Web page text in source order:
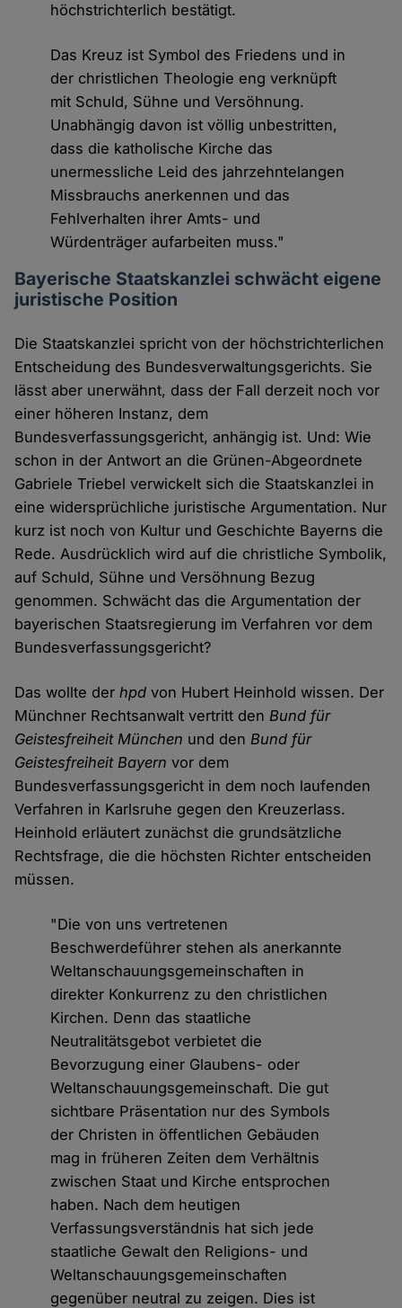
höchstrichterlich bestätigt.
Das Kreuz ist Symbol des Friedens und in
der christlichen Theologie eng verknüpft
mit Schuld, Sühne und Versöhnung.
Unabhängig davon ist völlig unbestritten,
dass die katholische Kirche das
unermessliche Leid des jahrzehntelangen
Missbrauchs anerkennen und das
Fehlverhalten ihrer Amts- und
Würdenträger aufarbeiten muss."
Bayerische Staatskanzlei schwächt eigene
juristische Position
Die Staatskanzlei spricht von der höchstrichterlichen
Entscheidung des Bundesverwaltungsgerichts. Sie
lässt aber unerwähnt, dass der Fall derzeit noch vor
einer höheren Instanz, dem
Bundesverfassungsgericht, anhängig ist. Und: Wie
schon in der Antwort an die Grünen-Abgeordnete
Gabriele Triebel verwickelt sich die Staatskanzlei in
eine widersprüchliche juristische Argumentation. Nur
kurz ist noch von Kultur und Geschichte Bayerns die
Rede. Ausdrücklich wird auf die christliche Symbolik,
auf Schuld, Sühne und Versöhnung Bezug
genommen. Schwächt das die Argumentation der
bayerischen Staatsregierung im Verfahren vor dem
Bundesverfassungsgericht?
Das wollte derhpd von Hubert Heinhold wissen. Der
Münchner Rechtsanwalt vertritt den Bund für
Geistesfreiheit München und den Bund für
Geistesfreiheit Bayern vor dem
Bundesverfassungsgericht in dem noch laufenden
Verfahren in Karlsruhe gegen den Kreuzerlass.
Heinhold erläutert zunächst die grundsätzliche
Rechtsfrage, die die höchsten Richter entscheiden
müssen.
"Die von uns vertretenen
Beschwerdeführer stehen als anerkannte
Weltanschauungsgemeinschaften in
direkter Konkurrenz zu den christlichen
Kirchen. Denn das staatliche
Neutralitätsgebot verbietet die
Bevorzugung einer Glaubens- oder
Weltanschauungsgemeinschaft. Die gut
sichtbare Präsentation nur des Symbols
der Christen in öffentlichen Gebäuden
mag in früheren Zeiten dem Verhältnis
zwischen Staat und Kirche entsprochen
haben. Nach dem heutigen
Verfassungsverständnis hat sich jede
staatliche Gewalt den Religions- und
Weltanschauungsgemeinschaften
gegenüber neutral zu zeigen. Dies ist